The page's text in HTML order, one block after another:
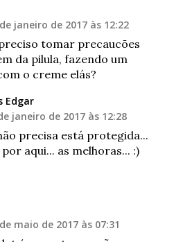
janeiro de 2017 às 12:22
tomar precaucões
da pilula, fazendo um
o creme elás?
Edgar
janeiro de 2017 às 12:28
precisa está protegida...
aqui... as melhoras... :)
maio de 2017 às 07:31